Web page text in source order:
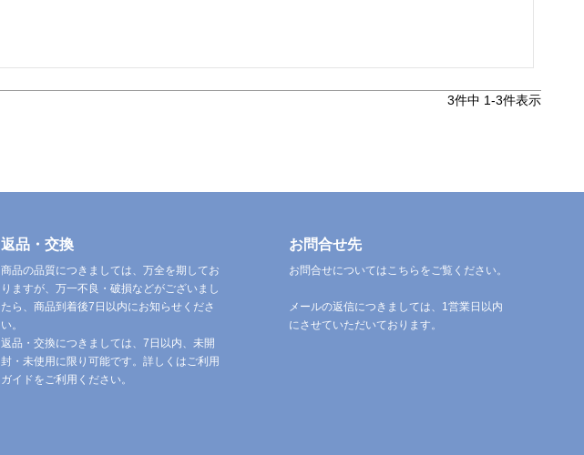
3件中 1-3件表示
返品・交換
商品の品質につきましては、万全を期してお
りますが、万一不良・破損などがございまし
たら、商品到着後7日以内にお知らせくださ
い。
返品・交換につきましては、7日以内、未開
封・未使用に限り可能です。詳しくはご利用
ガイドをご利用ください。
お問合せ先
お問合せについてはこちらをご覧ください。
メールの返信につきましては、1営業日以内
にさせていただいております。